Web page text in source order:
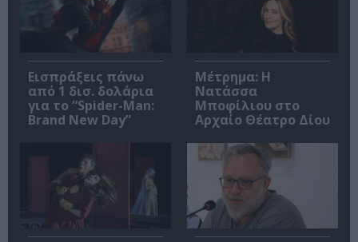
Εισπράξεις πάνω
από 1 δισ. δολάρια
για το “Spider-Man:
Brand New Day”
Μέτρημα: Η
Νατάσσα
Μποφίλιου στο
Αρχαίο Θέατρο Δίου